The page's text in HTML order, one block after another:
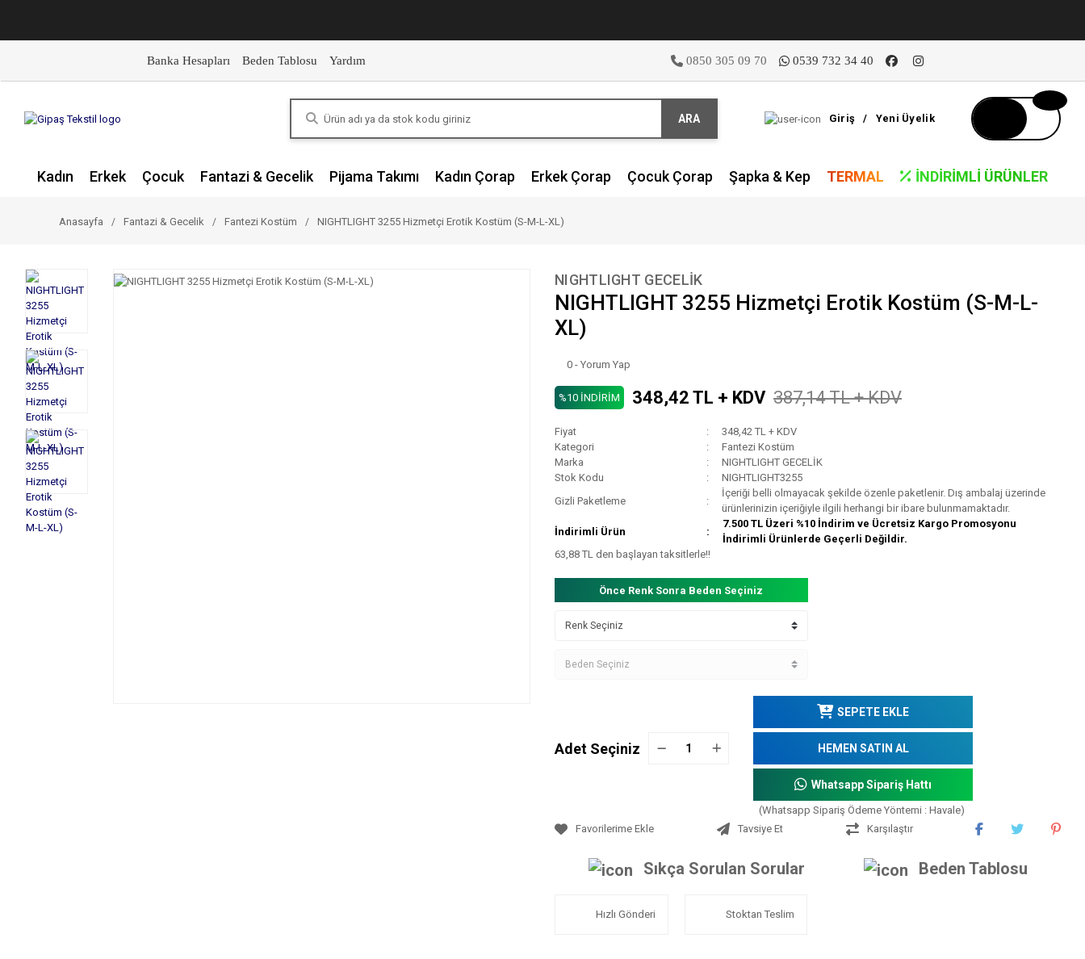
Banka Hesapları Beden Tablosu Yardım 0850 305 09 70 0539 732 34 40
ARA Giriş / Yeni Üyelik
Kadın Erkek Çocuk Fantazi & Gecelik Pijama Takımı Kadın Çorap Erkek Çorap Çocuk Çorap Şapka & Kep TERMAL İNDIRIMLI ÜRÜNLER
Anasayfa Fantazi & Gecelik Fantezi Kostüm NIGHTLIGHT 3255 Hizmetçi Erotik Kostüm (S-M-L-XL)
NIGHTLIGHT GECELİK
NIGHTLIGHT 3255 Hizmetçi Erotik Kostüm (S-M-L-
XL)
0 - Yorum Yap
%10 İNDİRİM 348,42 TL + KDV 387,14 TL + KDV
Fiyat
348,42 TL + KDV
Kategori
Fantezi Kostüm
Marka
NIGHTLIGHT GECELİK
Stok Kodu
NIGHTLIGHT3255
Gizli Paketleme
İçeriği belli olmayacak şekilde özenle paketlenir. Dış ambalaj üzerinde
ürünlerinizin içeriğiyle ilgili herhangi bir ibare bulunmamaktadır.
İndirimli Ürün
7.500 TL Üzeri %10 İndirim ve Ücretsiz Kargo Promosyonu
İndirimli Ürünlerde Geçerli Değildir.
63,88 TL den başlayan taksitlerle!!
Önce Renk Sonra Beden Seçiniz
Adet Seçiniz
SEPETE EKLE
HEMEN SATIN AL
Whatsapp Sipariş Hattı
(Whatsapp Sipariş Ödeme Yöntemi : Havale)
Tavsiye Et
Karşılaştır
Sıkça Sorulan Sorular Beden Tablosu
Hızlı Gönderi Stoktan Teslim